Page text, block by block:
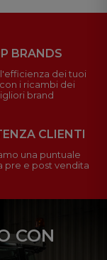
BRANDS
dei tuoi
i ricambi dei
brand
CLIENTI
una puntuale
pre e post vendita
CON